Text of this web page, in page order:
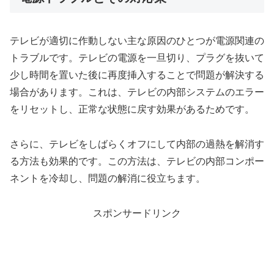
テレビが適切に作動しない主な原因のひとつが電源関連の
トラブルです。テレビの電源を一旦切り、プラグを抜いて
少し時間を置いた後に再度挿入することで問題が解決する
場合があります。これは、テレビの内部システムのエラー
をリセットし、正常な状態に戻す効果があるためです。
さらに、テレビをしばらくオフにして内部の過熱を解消す
る方法も効果的です。この方法は、テレビの内部コンポー
ネントを冷却し、問題の解消に役立ちます。
スポンサードリンク